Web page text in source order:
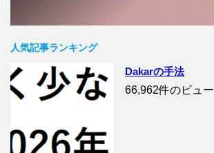
人気記事ランキング
Dakarの手法
66,962件のビュー